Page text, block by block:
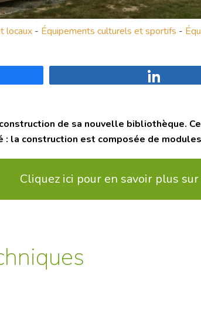
locaux - Équipements culturels et sportifs -
de sa nouvelle bibliothèque.
: la construction est composée de
Cliquez ici pour en savoir plus